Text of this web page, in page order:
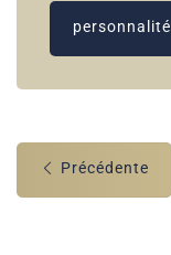
personnalité
Précédente